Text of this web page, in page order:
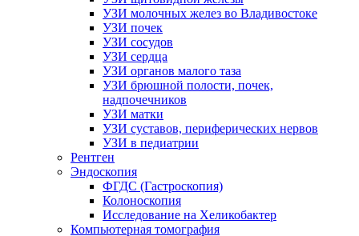
УЗИ молочных желез во Владивостоке
УЗИ почек
УЗИ сосудов
УЗИ сердца
УЗИ органов малого таза
УЗИ брюшной полости, почек,
надпочечников
УЗИ матки
УЗИ суставов, периферических нервов
УЗИ в педиатрии
Рентген
Эндоскопия
ФГДС (Гастроскопия)
Колоноскопия
Исследование на Хеликобактер
Компьютерная томография